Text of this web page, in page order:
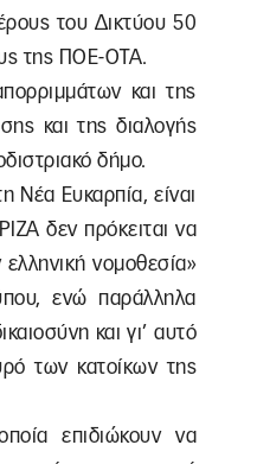
του Δικτύου 50
της ΠΟΕ-ΟΤΑ.
και της
και της διαλογής
δήμο.
Νέα Ευκαρπία, είναι
δεν πρόκειται να
νομοθεσία»
ενώ παράλληλα
και γι’ αυτό
των κατοίκων της
επιδιώκουν να